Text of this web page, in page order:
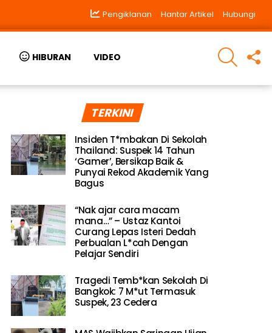
Pengiklanan Hantar Artikel Hubungi
HIBURAN VIDEO
SEARCH
TERKINI
Insiden T*mbakan Di Sekolah
Thailand: Suspek 14 Tahun
‘Gamer’, Bersikap Baik &
Punyai Rekod Akademik Yang
Bagus
“Nak ajar cara macam
mana…” – Ustaz Kantoi
Curang Lepas Isteri Dedah
Perbualan L*cah Dengan
Pelajar Sendiri
Tragedi Temb*kan Sekolah Di
Bangkok: 7 M*ut Termasuk
Suspek, 23 Cedera